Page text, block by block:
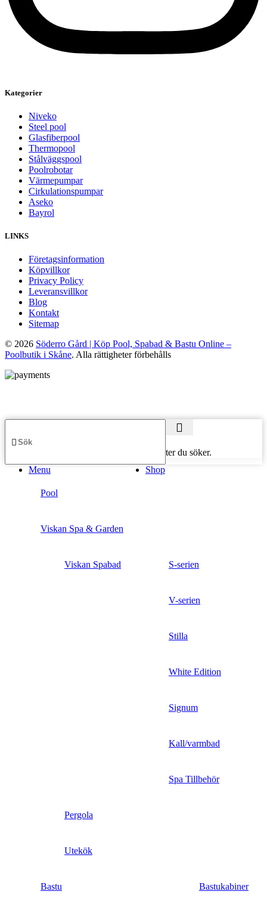
Kategorier
Niveko
Steel pool
Glasfiberpool
Thermopool
Stålväggspool
Poolrobotar
Värmepumpar
Cirkulationspumpar
Aseko
Bayrol
LINKS
Företagsinformation
Köpvillkor
Privacy Policy
Leveransvillkor
Blog
Kontakt
Sitemap
© 2026 Söderro Gård | Köp Pool, Spabad & Bastu Online –
Poolbutik i Skåne. Alla rättigheter förbehålls
Börja skriva för att se produkter du söker.
Menu
Shop
Pool
Viskan Spa & Garden
Viskan Spabad S-serien
V-serien
Stilla
White Edition
Signum
Kall/varmbad
Spa Tillbehör
Pergola
Utekök
Bastu Bastukabiner